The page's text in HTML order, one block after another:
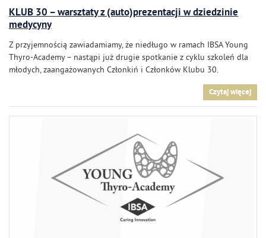
KLUB 30 – warsztaty z (auto)prezentacji w dziedzinie
medycyny
Z przyjemnością zawiadamiamy, że niedługo w ramach IBSA Young
Thyro-Academy – nastąpi już drugie spotkanie z cyklu szkoleń dla
młodych, zaangażowanych Członkiń i Członków Klubu 30.
Czytaj więcej